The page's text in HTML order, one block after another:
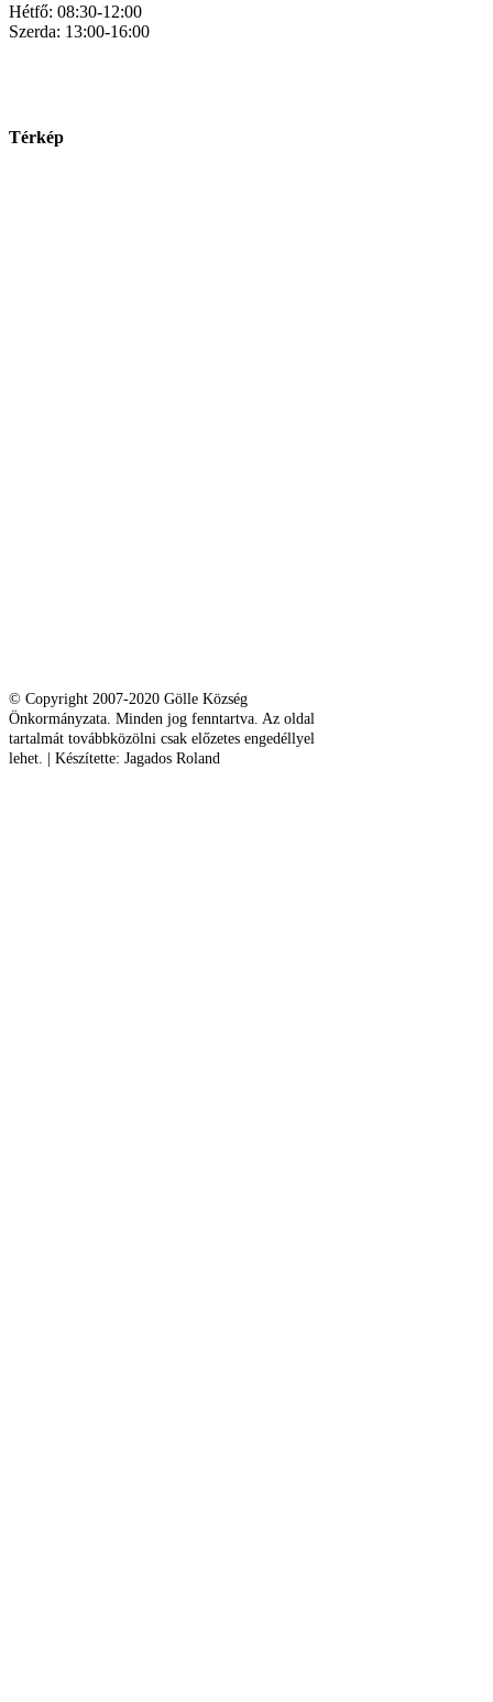
Hétfő: 08:30-12:00
Szerda: 13:00-16:00
Térkép
© Copyright 2007-2020 Gölle Község
Önkormányzata. Minden jog fenntartva. Az oldal
tartalmát továbbközölni csak előzetes engedéllyel
lehet. | Készítette: Jagados Roland